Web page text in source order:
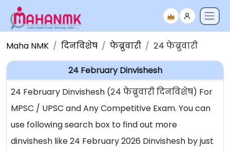
Maha NMK दिनविशेष फेब्रुवारी २४ फेब्रुवारी
24 February Dinvishesh
24 February Dinvishesh (२४ फेब्रुवारी दिनविशेष) For
MPSC / UPSC and Any Competitive Exam. You can
use following search box to find out more
dinvishesh like 24 February 2026 Dinvishesh by just